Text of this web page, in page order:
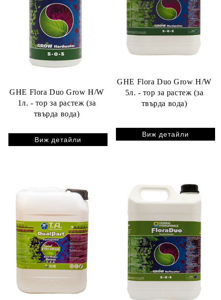
GHE Flora Duo Grow H/W
1л. - тор за растеж (за
твърда вода)
Виж детайли
GHE Flora Duo Grow H/W
5л. - тор за растеж (за
твърда вода)
Виж детайли